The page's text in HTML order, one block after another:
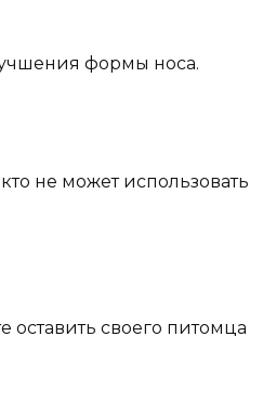
формы носа.
не может использовать
оставить своего питомца